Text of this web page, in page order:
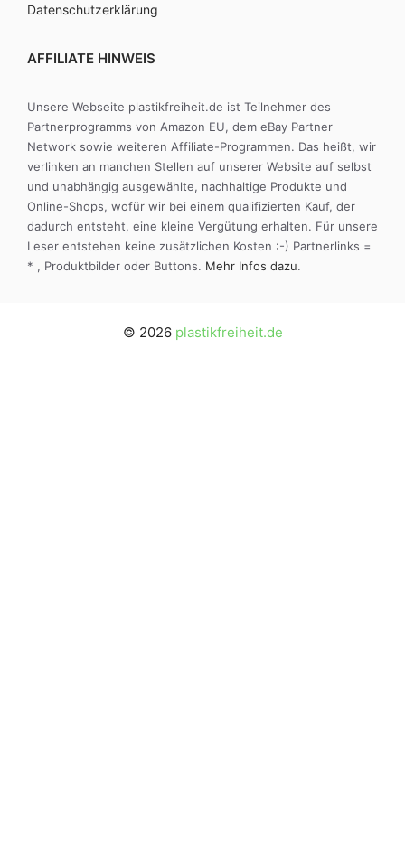
Datenschutzerklärung
AFFILIATE HINWEIS
Unsere Webseite plastikfreiheit.de ist Teilnehmer des
Partnerprogramms von Amazon EU, dem eBay Partner
Network sowie weiteren Affiliate-Programmen. Das heißt, wir
verlinken an manchen Stellen auf unserer Website auf selbst
und unabhängig ausgewählte, nachhaltige Produkte und
Online-Shops, wofür wir bei einem qualifizierten Kauf, der
dadurch entsteht, eine kleine Vergütung erhalten. Für unsere
Leser entstehen keine zusätzlichen Kosten :-) Partnerlinks =
* , Produktbilder oder Buttons. Mehr Infos dazu.
© 2026 plastikfreiheit.de